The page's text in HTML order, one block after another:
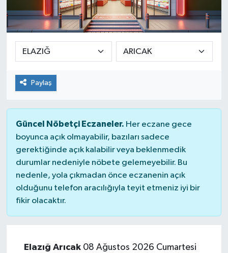
Paylaş
Güncel Nöbetçi Eczaneler. Her eczane gece
boyunca açık olmayabilir, bazıları sadece
gerektiğinde açık kalabilir veya beklenmedik
durumlar nedeniyle nöbete gelemeyebilir. Bu
nedenle, yola çıkmadan önce eczanenin açık
olduğunu telefon aracılığıyla teyit etmeniz iyi bir
fikir olacaktır.
Elazığ Arıcak08 Ağustos 2026 Cumartesi